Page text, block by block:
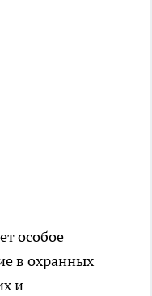
особое
в охранных
и